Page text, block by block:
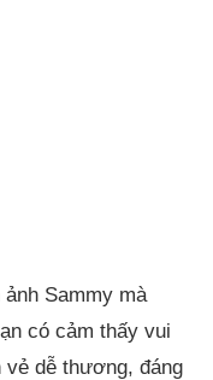
Sammy mà
có cảm thấy vui
dễ thương, đáng